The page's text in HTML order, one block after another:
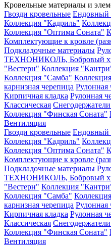
Кровельные материалы и
Гвозди кровельные Ендовный
Коллекция "Кадриль"
Коллекция "Оптима Соната"
Комплектующие к кровле
Подкладочные материалы
ТЕХНОНИКОЛЬ, Бобровый
"Вестерн" Коллекция
Коллекция "Самба"
карнизная черепица
Кирпичная кладка Рулонная
Классическая Снегодержатели
Коллекция "Финская Соната"
Вентиляция
Гвозди кровельные Ендовный
Коллекция "Кадриль"
Коллекция "Оптима Соната"
Комплектующие к кровле
Подкладочные материалы
ТЕХНОНИКОЛЬ, Бобровый
"Вестерн" Коллекция
Коллекция "Самба"
карнизная черепица
Кирпичная кладка Рулонная
Классическая Снегодержатели
Коллекция "Финская Соната"
Вентиляция